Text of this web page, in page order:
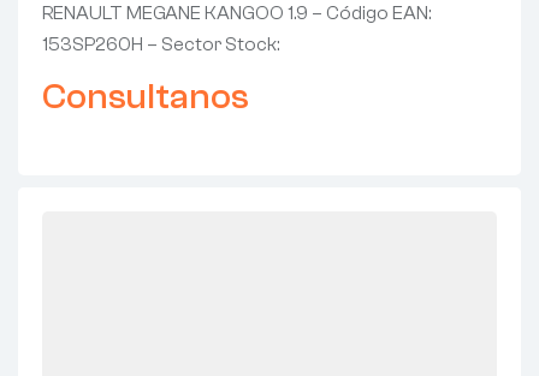
RENAULT MEGANE KANGOO 1.9 – Código EAN:
153SP260H – Sector Stock:
Consultanos